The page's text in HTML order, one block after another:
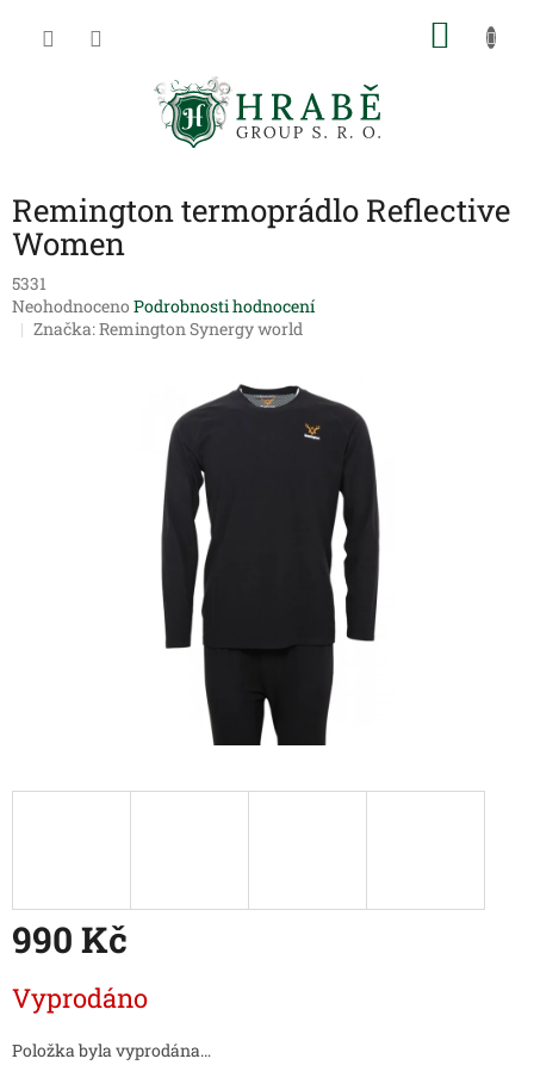
Remington termoprádlo Reflective
Women
5331
Průměrné
hodnocení
Neohodnoceno Podrobnosti hodnocení
Značka:Remington Synergy world
990 Kč
cena:
Vyprodáno
Položka byla vyprodána…